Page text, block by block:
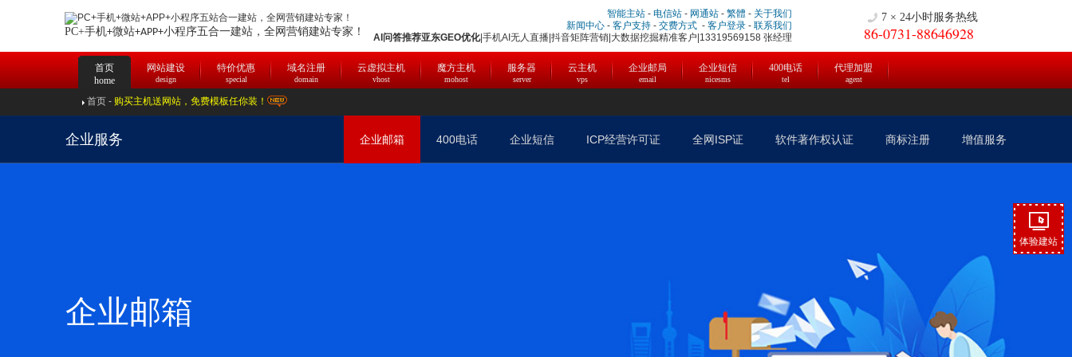
PC+手机+微站+APP+小程序五合一建站， 全网营销建站专家 ！
智能主站 - 电信站 - 网通站 - 繁體 - 关于我们
新闻中心 - 客户支持 - 交费方式 - 客户登录 - 联系我们
AI问答推荐亚东GEO优化|手机AI无人直播|抖音矩阵营销|大数据挖掘精准客户|13319569158 张经理
7 × 24小时服务热线
86-0731-88646928
首页
home
网站建设
design
特价优惠
special
域名注册
domain
云虚拟主机
vhost
魔方主机
mohost
服务器
server
云主机
vps
企业邮局
email
企业短信
nicesms
400电话
tel
代理加盟
agent
首页- 购买主机送网站，免费模板任你装！
企业服务 增值服务
商标注册
软件著作权认证
全网ISP证
ICP经营许可证
企业短信
400电话
企业邮箱
企业邮箱
体验建站